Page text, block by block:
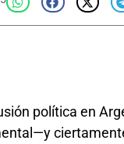
política en